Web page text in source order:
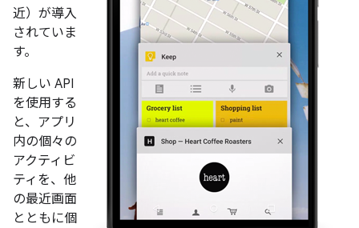
近）が導入
されていま
す。
新しい API
を使用する
と、アプリ
内の個々の
アクティビ
ティを、他
の最近画面
とともに個